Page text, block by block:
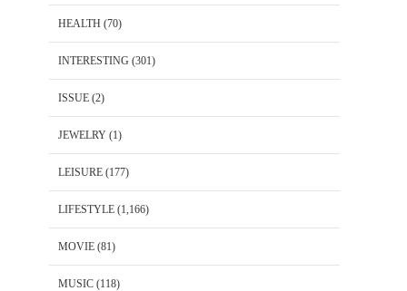
HEALTH (70)
INTERESTING (301)
ISSUE (2)
JEWELRY (1)
LEISURE (177)
LIFESTYLE (1,166)
MOVIE (81)
MUSIC (118)